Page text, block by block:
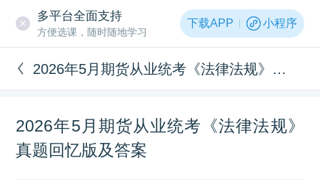
多平台全面支持
方便选课，随时随地学习
下载APP 小程序
2026年5月期货从业统考《法律法规》真题回忆版及答案
2026年5月期货从业统考《法律法规》
真题回忆版及答案